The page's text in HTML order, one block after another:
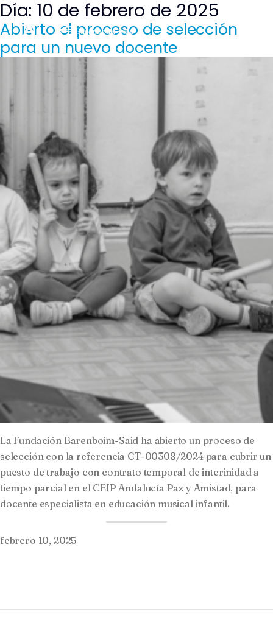
Saltar
al
Día: 10 de febrero de 2025
Abierto el proceso de selección
para un nuevo docente
La Fundación Barenboim-Said ha abierto un proceso de
selección con la referencia CT-00308/2024 para cubrir un
puesto de trabajo con contrato temporal de interinidad a
tiempo parcial en el CEIP Andalucía Paz y Amistad, para
docente especialista en educación musical infantil.
febrero 10, 2025